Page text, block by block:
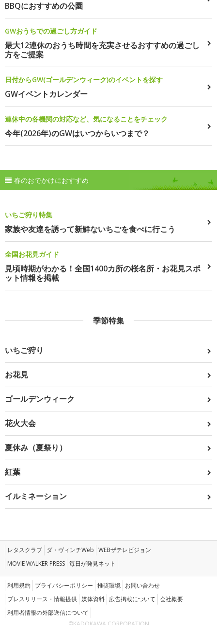
BBQにおすすめの公園
GWおうちでの過ごし方ガイド
最大12連休のおうち時間を充実させるおすすめの過ごし
方をご提案
日付からGW(ゴールデンウィーク)のイベントを探す
GWイベントカレンダー
連休中の各機関の対応など、気になることをチェック
今年(2026年)のGWはいつからいつまで？
春のおでかけにおすすめ
いちご狩り特集
家族や友達を誘って新鮮ないちごを食べに行こう
全国お花見ガイド
見頃時期がわかる！全国1400カ所の桜名所・お花見スポ
ット情報を掲載
季節特集
いちご狩り
お花見
ゴールデンウィーク
花火大会
夏休み（夏祭り）
紅葉
イルミネーション
レタスクラブ ダ・ヴィンチWeb WEBザテレビジョン
MOVIE WALKER PRESS 毎日が発見ネット
利用規約 プライバシーポリシー 推奨環境 お問い合わせ
プレスリリース・情報提供 媒体資料 広告掲載について 会社概要
利用者情報の外部送信について